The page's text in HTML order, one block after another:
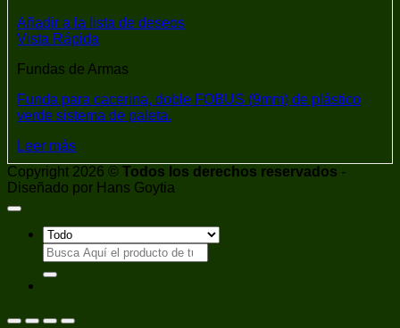
Añadir a la lista de deseos
Vista Rápida
Fundas de Armas
Funda para cacerina, doble FOBUS (9mm) de plástico
verde sistema de paleta.
Leer más
Copyright 2026 © Todos los derechos reservados -
Diseñado por Hans Goytia
Buscar
por: